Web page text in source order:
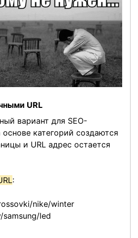
URL
вариант для SEO-
категорий создаются
и URL адрес остается
:
nike/winter
led